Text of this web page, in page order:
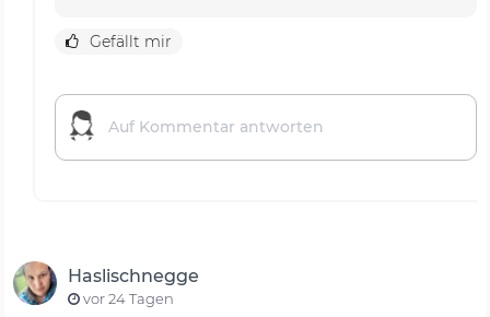
Gefällt mir
Haslischnegge
vor 24 Tagen